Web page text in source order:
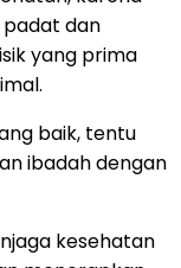
padat dan
yang prima
baik, tentu
ibadah dengan
kesehatan